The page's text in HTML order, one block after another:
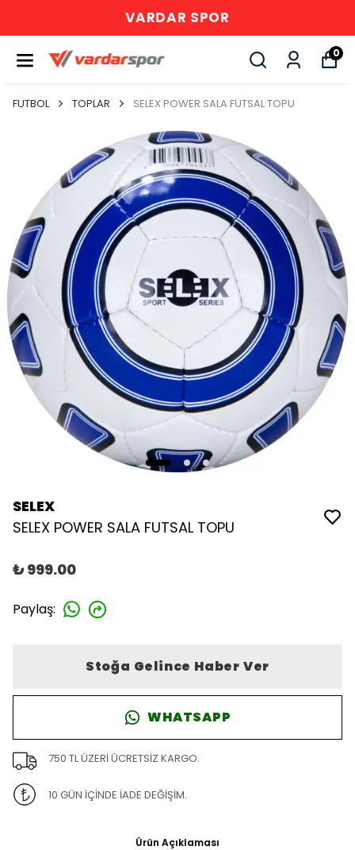
VARDAR SPOR
0
FUTBOL TOPLAR SELEX POWER SALA FUTSAL TOPU
SELEX
SELEX POWER SALA FUTSAL TOPU
₺ 999.00
Paylaş:
Stoğa Gelince Haber Ver
WHATSAPP
750 TL ÜZERİ ÜCRETSİZ KARGO.
10 GÜN İÇİNDE İADE DEĞİŞİM.
Ürün Açıklaması